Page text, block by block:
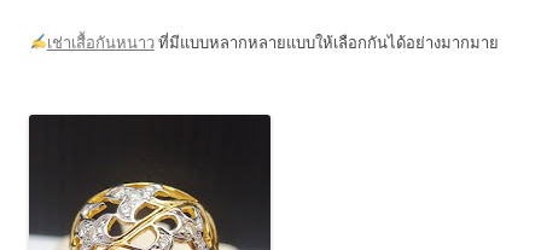
เช่าเสื้อกันหนาวที่มีแบบหลากหลายแบบให้เลือกกันได้อย่างมากมาย